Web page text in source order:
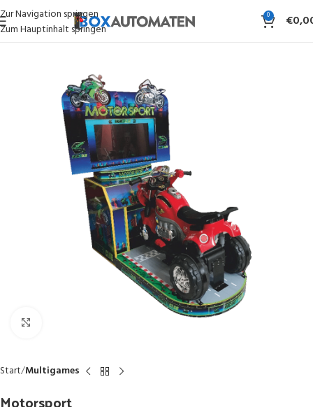
Zur Navigation springen
Zum Hauptinhalt springen
0 €
Start Multigames